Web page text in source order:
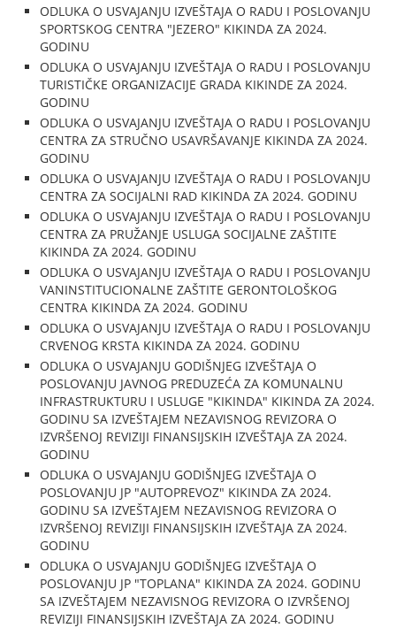
ODLUKA O USVAJANJU IZVEŠTAJA O RADU I POSLOVANJU
SPORTSKOG CENTRA "JEZERO" KIKINDA ZA 2024.
GODINU
ODLUKA O USVAJANJU IZVEŠTAJA O RADU I POSLOVANJU
TURISTIČKE ORGANIZACIJE GRADA KIKINDE ZA 2024.
GODINU
ODLUKA O USVAJANJU IZVEŠTAJA O RADU I POSLOVANJU
CENTRA ZA STRUČNO USAVRŠAVANJE KIKINDA ZA 2024.
GODINU
ODLUKA O USVAJANJU IZVEŠTAJA O RADU I POSLOVANJU
CENTRA ZA SOCIJALNI RAD KIKINDA ZA 2024. GODINU
ODLUKA O USVAJANJU IZVEŠTAJA O RADU I POSLOVANJU
CENTRA ZA PRUŽANJE USLUGA SOCIJALNE ZAŠTITE
KIKINDA ZA 2024. GODINU
ODLUKA O USVAJANJU IZVEŠTAJA O RADU I POSLOVANJU
VANINSTITUCIONALNE ZAŠTITE GERONTOLOŠKOG
CENTRA KIKINDA ZA 2024. GODINU
ODLUKA O USVAJANJU IZVEŠTAJA O RADU I POSLOVANJU
CRVENOG KRSTA KIKINDA ZA 2024. GODINU
ODLUKA O USVAJANJU GODIŠNJEG IZVEŠTAJA O
POSLOVANJU JAVNOG PREDUZEĆA ZA KOMUNALNU
INFRASTRUKTURU I USLUGE "KIKINDA" KIKINDA ZA 2024.
GODINU SA IZVEŠTAJEM NEZAVISNOG REVIZORA O
IZVRŠENOJ REVIZIJI FINANSIJSKIH IZVEŠTAJA ZA 2024.
GODINU
ODLUKA O USVAJANJU GODIŠNJEG IZVEŠTAJA O
POSLOVANJU JP "AUTOPREVOZ" KIKINDA ZA 2024.
GODINU SA IZVEŠTAJEM NEZAVISNOG REVIZORA O
IZVRŠENOJ REVIZIJI FINANSIJSKIH IZVEŠTAJA ZA 2024.
GODINU
ODLUKA O USVAJANJU GODIŠNJEG IZVEŠTAJA O
POSLOVANJU JP "TOPLANA" KIKINDA ZA 2024. GODINU
SA IZVEŠTAJEM NEZAVISNOG REVIZORA O IZVRŠENOJ
REVIZIJI FINANSIJSKIH IZVEŠTAJA ZA 2024. GODINU